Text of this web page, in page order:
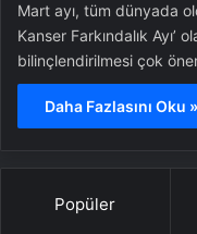
Mart ayı, tüm dünyada
Kanser Farkındalık Ayı’
bilinçlendirilmesi çok
Daha Fazlasını Oku »
Popüler